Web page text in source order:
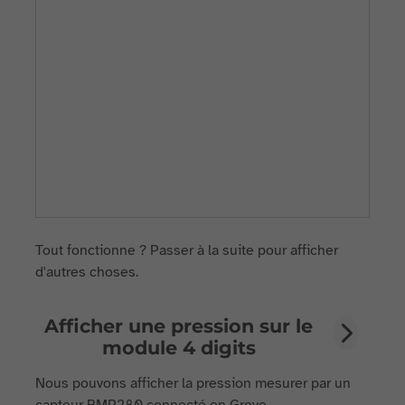
Tout fonctionne ? Passer à la suite pour afficher
d'autres choses.
Afficher une pression sur le
module 4 digits
Nous pouvons afficher la pression mesurer par un